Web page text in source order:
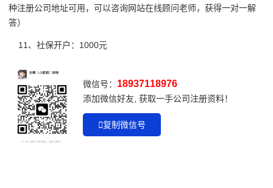
种注册公司地址可用，可以咨询网站在线顾问老师，获得一对一解
答）
11、社保开户：1000元
微信号： 18937118976
添加微信好友, 获取一手公司注册资料！
复制微信号